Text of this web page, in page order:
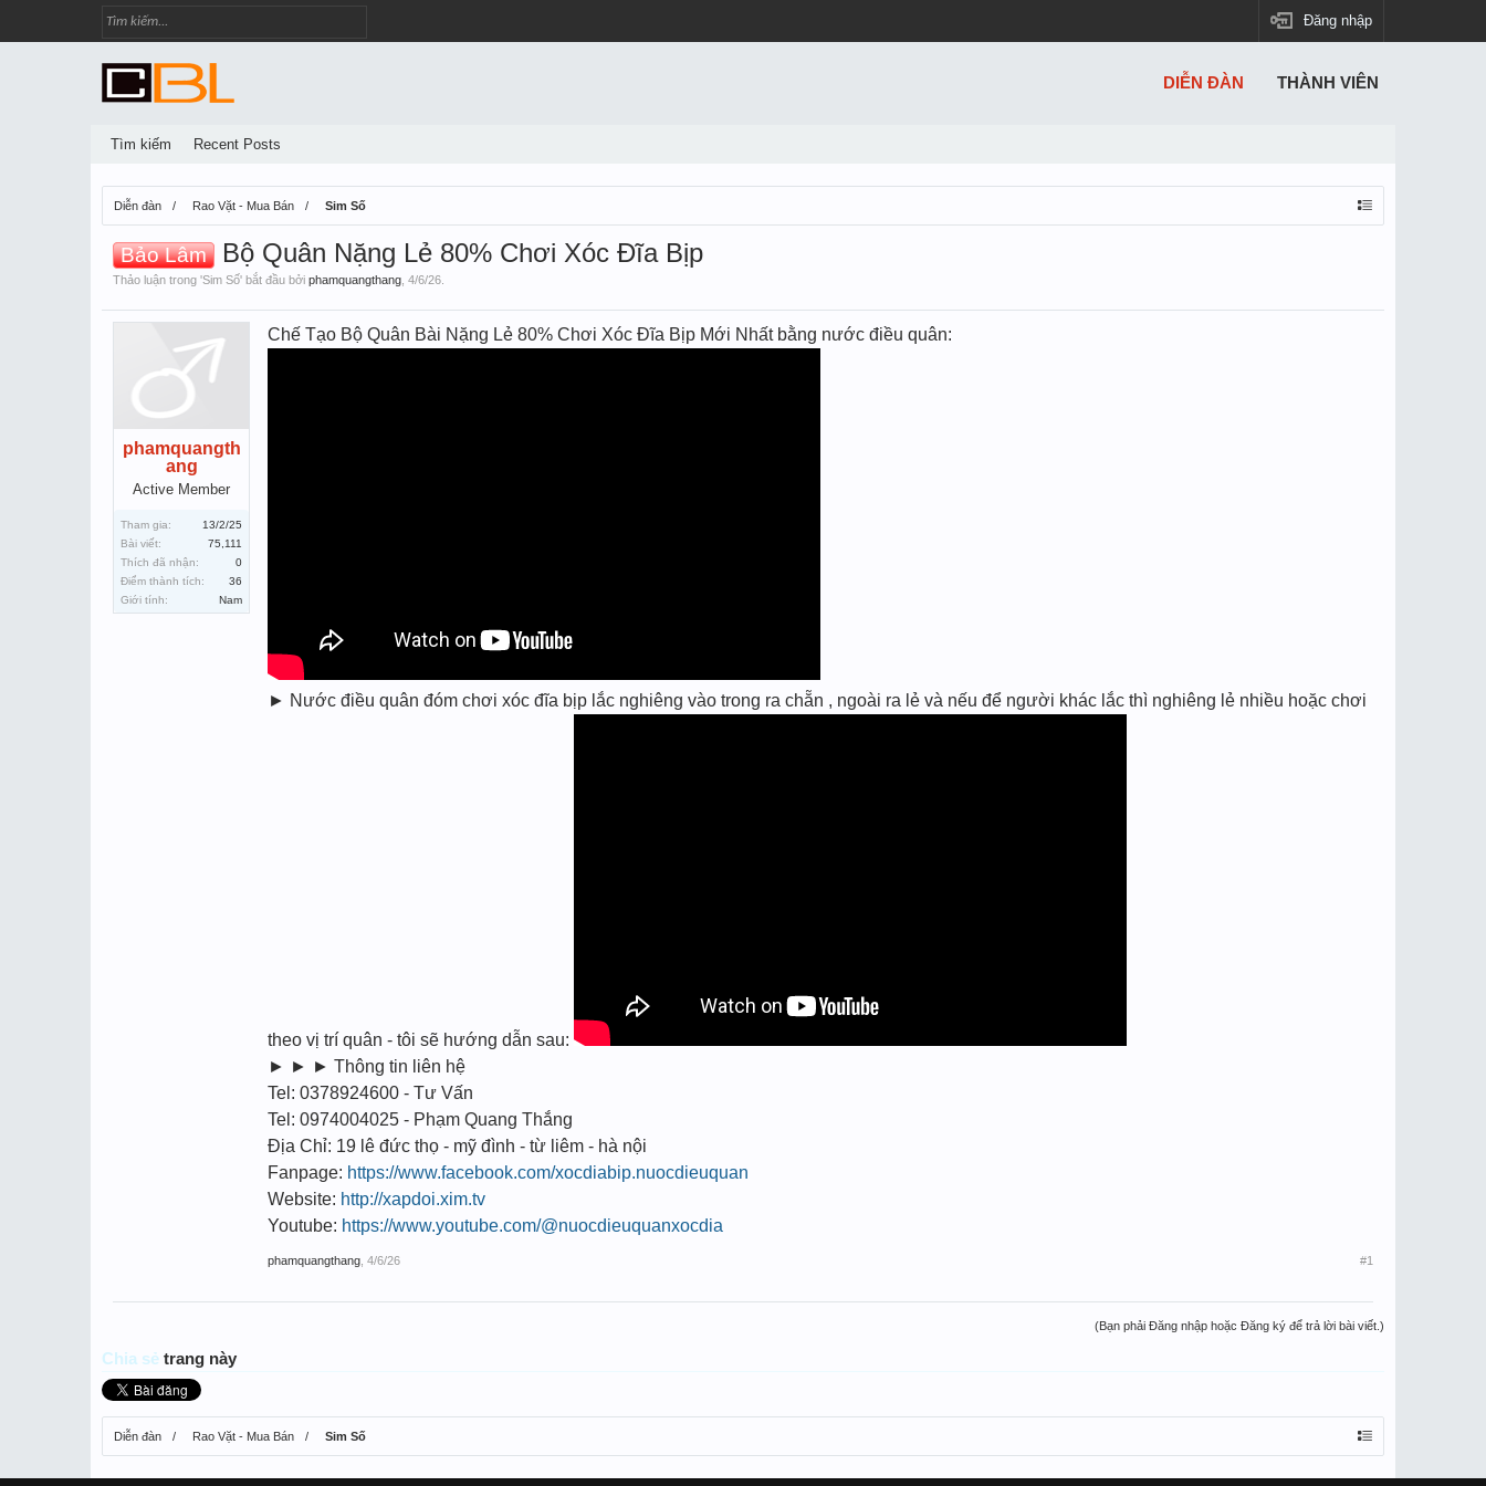
Đăng nhập
Diễn đàn Rao Vặt - Mua Bán Sim Số
Bảo Lâm Bộ Quân Nặng Lẻ 80% Chơi Xóc Đĩa Bịp
Thảo luận trong 'Sim Số' bắt đầu bởi phamquangthang 4/6/26
phamquangth
ang
Active Member
Tham gia:
13/2/25
Bài viết:
75,111
Thích đã nhận:
0
Điểm thành tích:
36
Giới tính:
Nam
Chế Tạo Bộ Quân Bài Nặng Lẻ 80% Chơi Xóc Đĩa Bịp Mới Nhất bằng nước điều quân:
► Nước điều quân đóm chơi xóc đĩa bịp lắc nghiêng vào trong ra chẵn , ngoài ra lẻ và nếu để người khác lắc thì nghiêng lẻ nhiều hoặc chơi
theo vị trí quân - tôi sẽ hướng dẫn sau:
► ► ► Thông tin liên hệ
Tel: 0378924600 - Tư Vấn
Tel: 0974004025 - Phạm Quang Thắng
Địa Chỉ: 19 lê đức thọ - mỹ đình - từ liêm - hà nội
Fanpage: https://www.facebook.com/xocdiabip.nuocdieuquan
Website: http://xapdoi.xim.tv
Youtube: https://www.youtube.com/@nuocdieuquanxocdia
phamquangthang 4/6/26 #1
(Bạn phải Đăng nhập hoặc Đăng ký để trả lời bài viết.)
Chia sẻ trang này
Diễn đàn Rao Vặt - Mua Bán Sim Số
DIỄN ĐÀN
Tìm kiếm Recent Posts
THÀNH VIÊN